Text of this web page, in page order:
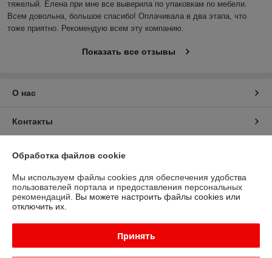
тяжелый. Елена при мне все выверила по упаковкам по мебели.
Всем довольна, большое спасибо! Оплачивала в два этапа, что
тоже приятно. Рекомендую всем эту компанию.
Показать все отзывы
О нас
Контакты
Доставка и оплата
График работы
Полная версия сайта
Политика обработки cookies
Обработка файлов cookie
Мы используем файлы cookies для обеспечения удобства
пользователей портала и предоставления персональных
рекомендаций. Вы можете настроить файлы cookies или
отключить их.
Принять